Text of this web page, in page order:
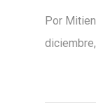
Por